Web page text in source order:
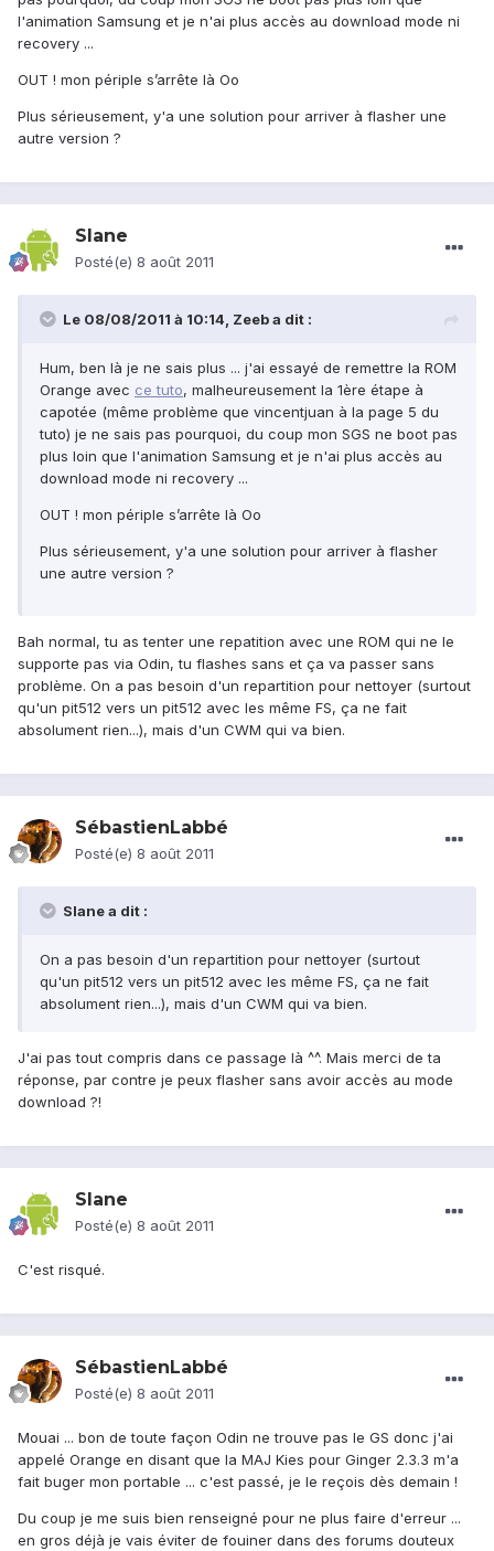
l'animation Samsung et je n'ai plus accès au download mode ni
recovery ...
OUT ! mon périple s’arrête là Oo
Plus sérieusement, y'a une solution pour arriver à flasher une
autre version ?
Slane
Posté(e) 8 août 2011
Le 08/08/2011 à 10:14, Zeeb a dit :
Hum, ben là je ne sais plus ... j'ai essayé de remettre la ROM
Orange avec ce tuto, malheureusement la 1ère étape à
capotée (même problème que vincentjuan à la page 5 du
tuto) je ne sais pas pourquoi, du coup mon SGS ne boot pas
plus loin que l'animation Samsung et je n'ai plus accès au
download mode ni recovery ...
OUT ! mon périple s’arrête là Oo
Plus sérieusement, y'a une solution pour arriver à flasher
une autre version ?
Bah normal, tu as tenter une repatition avec une ROM qui ne le
supporte pas via Odin, tu flashes sans et ça va passer sans
problème. On a pas besoin d'un repartition pour nettoyer (surtout
qu'un pit512 vers un pit512 avec les même FS, ça ne fait
absolument rien...), mais d'un CWM qui va bien.
SébastienLabbé
Posté(e) 8 août 2011
Slane a dit :
On a pas besoin d'un repartition pour nettoyer (surtout
qu'un pit512 vers un pit512 avec les même FS, ça ne fait
absolument rien...), mais d'un CWM qui va bien.
J'ai pas tout compris dans ce passage là ^^. Mais merci de ta
réponse, par contre je peux flasher sans avoir accès au mode
download ?!
Slane
Posté(e) 8 août 2011
C'est risqué.
SébastienLabbé
Posté(e) 8 août 2011
Mouai ... bon de toute façon Odin ne trouve pas le GS donc j'ai
appelé Orange en disant que la MAJ Kies pour Ginger 2.3.3 m'a
fait buger mon portable ... c'est passé, je le reçois dès demain !
Du coup je me suis bien renseigné pour ne plus faire d'erreur ...
en gros déjà je vais éviter de fouiner dans des forums douteux